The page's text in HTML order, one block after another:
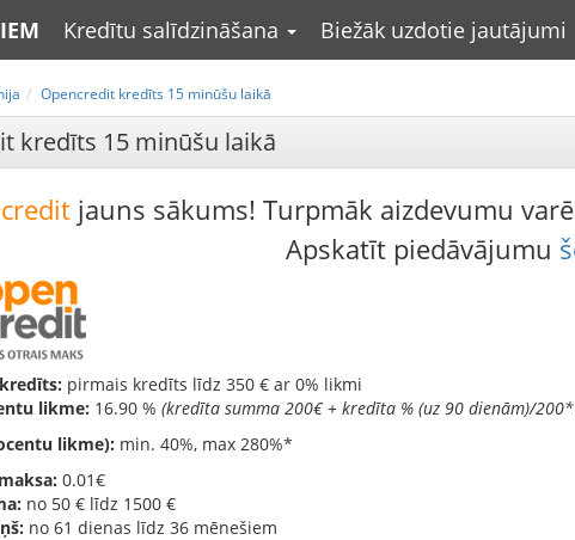
Kredītu salīdzināšana Biežāk uzdotie jautājumi
Opencredit kredīts 15 minūšu laikā
kredīts 15 minūšu laikā
jauns sākums! Turpmāk aizdevumu
Apskatīt piedāvājumu
pirmais kredīts līdz 350 € ar 0% likmi
likme: 16.90 % (kredīta summa 200€ + kredīta % (uz 90 dienām)/
likme): min. 40%, max 280%*
0.01€
no 50 € līdz 1500 €
no 61 dienas līdz 36 mēnešiem